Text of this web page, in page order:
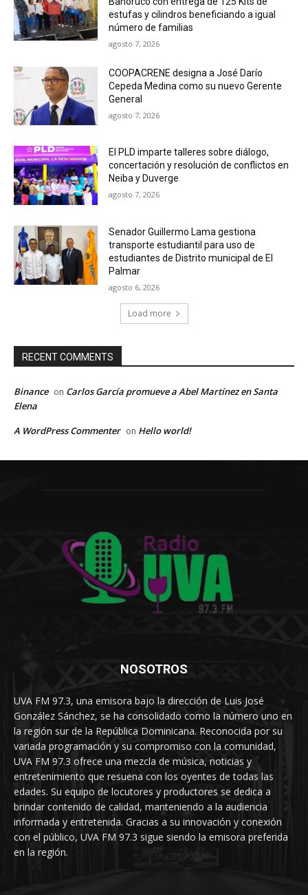
estufas y cilindros beneficiando a igual
número de familias
agosto 7, 2026
COOPACRENE designa a José Darío
Cepeda Medina como su nuevo Gerente
General
agosto 7, 2026
El PLD imparte talleres sobre diálogo,
concertación y resolución de conflictos en
Neiba y Duverge
agosto 7, 2026
Senador Guillermo Lama gestiona
transporte estudiantil para uso de
estudiantes de Distrito municipal de El
Palmar
agosto 6, 2026
Load more
RECENT COMMENTS
Binance on Carlos García promueve a Abel Martínez en Santa
Elena
A WordPress Commenter on Hello world!
NOSOTROS
UVA FM 97.3, una emisora bajo la dirección de Luis José
González Sánchez, se ha consolidado como la número uno en
la región sur de la República Dominicana. Reconocida por su
variada programación y su compromiso con la comunidad,
UVA FM 97.3 ofrece una mezcla de música, noticias y
entretenimiento que resuena con los oyentes de todas las
edades. Su equipo de locutores y productores se dedica a
brindar contenido de calidad, manteniendo a la audiencia
informada y entretenida. Gracias a su innovación y conexión
con el público, UVA FM 97.3 sigue siendo la emisora preferida
en la región.